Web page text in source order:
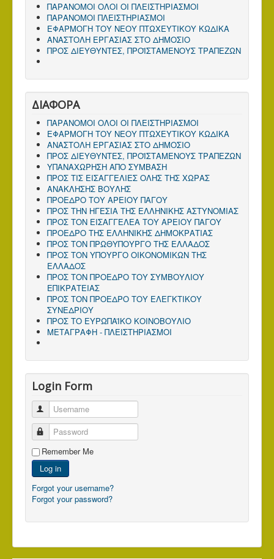
ΠΑΡΑΝΟΜΟΙ ΟΛΟΙ ΟΙ ΠΛΕΙΣΤΗΡΙΑΣΜΟΙ
ΠΑΡΑΝΟΜΟΙ ΠΛΕΙΣΤΗΡΙΑΣΜΟΙ
ΕΦΑΡΜΟΓΗ ΤΟΥ ΝΕΟΥ ΠΤΩΧΕΥΤΙΚΟΥ ΚΩΔΙΚΑ
ΑΝΑΣΤΟΛΗ ΕΡΓΑΣΙΑΣ ΣΤΟ ΔΗΜΟΣΙΟ
ΠΡΟΣ ΔΙΕΥΘΥΝΤΕΣ, ΠΡΟΪΣΤΑΜΕΝΟΥΣ ΤΡΑΠΕΖΩΝ
ΔΙΑΦΟΡΑ
ΠΑΡΑΝΟΜΟΙ ΟΛΟΙ ΟΙ ΠΛΕΙΣΤΗΡΙΑΣΜΟΙ
ΕΦΑΡΜΟΓΗ ΤΟΥ ΝΕΟΥ ΠΤΩΧΕΥΤΙΚΟΥ ΚΩΔΙΚΑ
ΑΝΑΣΤΟΛΗ ΕΡΓΑΣΙΑΣ ΣΤΟ ΔΗΜΟΣΙΟ
ΠΡΟΣ ΔΙΕΥΘΥΝΤΕΣ, ΠΡΟΪΣΤΑΜΕΝΟΥΣ ΤΡΑΠΕΖΩΝ
ΥΠΑΝΑΧΩΡΗΣΗ ΑΠΟ ΣΥΜΒΑΣΗ
ΠΡΟΣ ΤΙΣ ΕΙΣΑΓΓΕΛΙΕΣ ΟΛΗΣ ΤΗΣ ΧΩΡΑΣ
ΑΝΑΚΛΗΣΗΣ ΒΟΥΛΗΣ
ΠΡΟΕΔΡΟ ΤΟΥ ΑΡΕΙΟΥ ΠΑΓΟΥ
ΠΡΟΣ ΤΗΝ ΗΓΕΣΙΑ ΤΗΣ ΕΛΛΗΝΙΚΗΣ ΑΣΤΥΝΟΜΙΑΣ
ΠΡΟΣ ΤΟΝ ΕΙΣΑΓΓΕΛΕΑ ΤΟΥ ΑΡΕΙΟΥ ΠΑΓΟΥ
ΠΡΟΕΔΡΟ ΤΗΣ ΕΛΛΗΝΙΚΗΣ ΔΗΜΟΚΡΑΤΙΑΣ
ΠΡΟΣ ΤΟΝ ΠΡΩΘΥΠΟΥΡΓΟ ΤΗΣ ΕΛΛΑΔΟΣ
ΠΡΟΣ TΟΝ ΥΠΟΥΡΓΟ ΟΙΚΟΝΟΜΙΚΩΝ ΤΗΣ
ΕΛΛΑΔΟΣ
ΠΡΟΣ ΤΟΝ ΠΡΟΕΔΡΟ ΤΟΥ ΣΥΜΒΟΥΛΙΟΥ
ΕΠΙΚΡΑΤΕΙΑΣ
ΠΡΟΣ ΤΟΝ ΠΡΟΕΔΡΟ ΤΟΥ ΕΛΕΓΚΤΙΚΟΥ
ΣΥΝΕΔΡΙΟΥ
ΠΡΟΣ ΤΟ ΕΥΡΩΠΑΪΚΟ ΚΟΙΝΟΒΟΥΛΙΟ
ΜΕΤΑΓΡΑΦΗ - ΠΛΕΙΣΤΗΡΙΑΣΜΟΙ
Login Form
Username
Password
Remember Me
Log in
Forgot your username?
Forgot your password?